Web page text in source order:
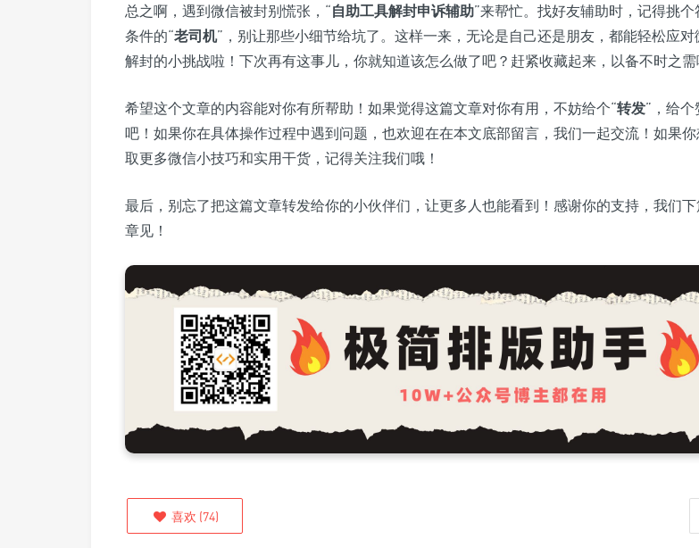
总之啊，遇到微信被封别慌张，“自助工具解封申诉辅助”来帮忙。找好友辅助时，记得挑个
条件的“老司机”，别让那些小细节给坑了。这样一来，无论是自己还是朋友，都能轻松应对
解封的小挑战啦！下次再有这事儿，你就知道该怎么做了吧？赶紧收藏起来，以备不时之需
希望这个文章的内容能对你有所帮助！如果觉得这篇文章对你有用，不妨给个“转发”，给个
吧！如果你在具体操作过程中遇到问题，也欢迎在在本文底部留言，我们一起交流！如果
取更多微信小技巧和实用干货，记得关注我们哦！
最后，别忘了把这篇文章转发给你的小伙伴们，让更多人也能看到！感谢你的支持，我们下
章见！
喜欢 (74)